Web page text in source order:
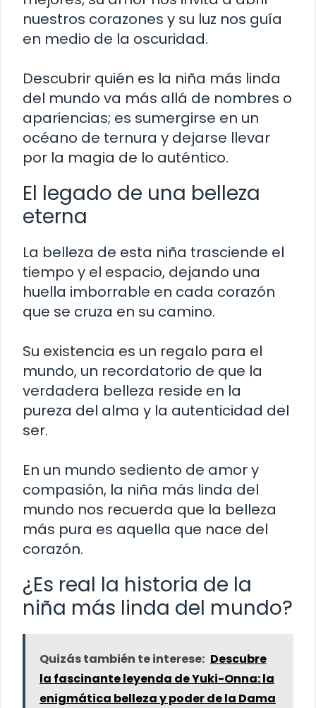
nuestros corazones y su luz nos guía
en medio de la oscuridad.
Descubrir quién es la niña más linda
del mundo va más allá de nombres o
apariencias; es sumergirse en un
océano de ternura y dejarse llevar
por la magia de lo auténtico.
El legado de una belleza
eterna
La belleza de esta niña trasciende el
tiempo y el espacio, dejando una
huella imborrable en cada corazón
que se cruza en su camino.
Su existencia es un regalo para el
mundo, un recordatorio de que la
verdadera belleza reside en la
pureza del alma y la autenticidad del
ser.
En un mundo sediento de amor y
compasión, la niña más linda del
mundo nos recuerda que la belleza
más pura es aquella que nace del
corazón.
¿Es real la historia de la
niña más linda del mundo?
Quizás también te interese: Descubre
la fascinante leyenda de Yuki-Onna: la
enigmática belleza y poder de la Dama